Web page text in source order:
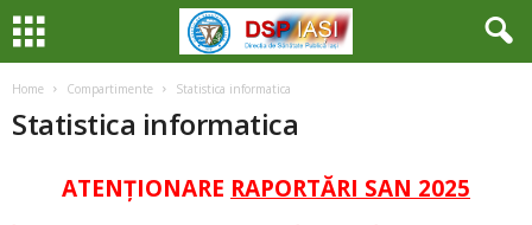
Home Compartimente Statistica informatica
Statistica informatica
ATENȚIONARE RAPORTĂRI SAN 2025